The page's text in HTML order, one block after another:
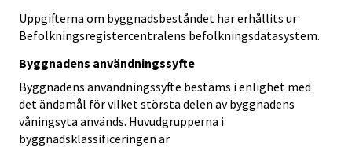
Uppgifterna om byggnadsbeståndet har erhållits ur
Befolkningsregistercentralens befolkningsdatasystem.
Byggnadens användningssyfte
Byggnadens användningssyfte bestäms i enlighet med
det ändamål för vilket största delen av byggnadens
våningsyta används. Huvudgrupperna i
byggnadsklassificeringen är